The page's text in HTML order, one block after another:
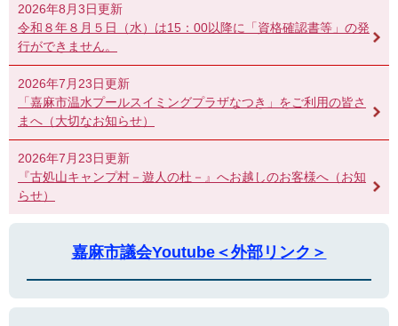
2026年8月3日更新
令和８年８月５日（水）は15：00以降に「資格確認書等」の発
行ができません。
2026年7月23日更新
「嘉麻市温水プールスイミングプラザなつき」をご利用の皆さ
まへ（大切なお知らせ）
2026年7月23日更新
『古処山キャンプ村－遊人の杜－』へお越しのお客様へ（お知
らせ）
嘉麻市議会Youtube＜外部リンク＞